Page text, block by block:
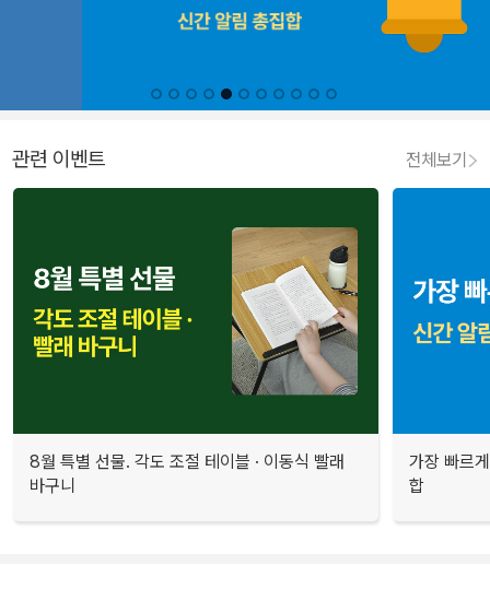
관련 이벤트 전체보기
8월 특별 선물. 각도 조절 테이블 · 이동식 빨래
바구니
가장 빠르
합